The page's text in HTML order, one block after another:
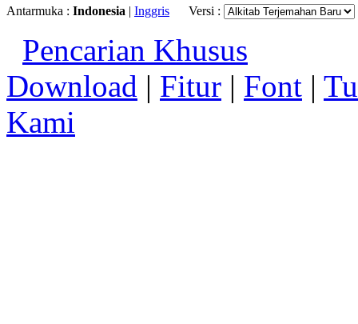
Antarmuka : Indonesia | Inggris Versi :
Pencarian Khusus
Download | Fitur | Font |
Kami